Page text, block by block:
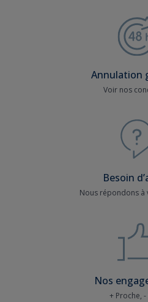
Annulation
Voir nos
Besoin
Nous répondons à
Nos
+ Proche,